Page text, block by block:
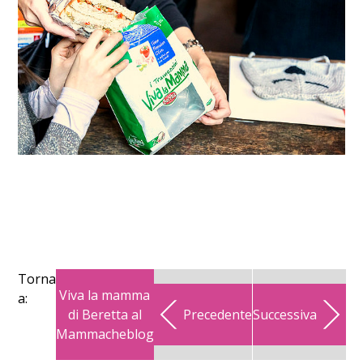
Torna
a:
Viva la mamma
di Beretta al
Mammacheblog
PrecedenteSuccessiva